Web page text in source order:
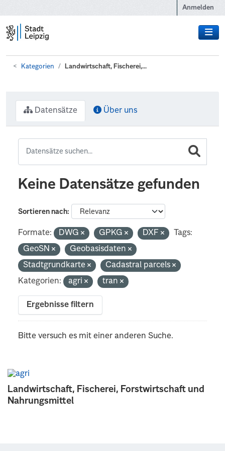
Anmelden
Kategorien Landwirtschaft, Fischerei,...
Landwirtschaft, Fischerei, Forstwirtschaft und
Nahrungsmittel
Datensätze Über uns
Keine Datensätze gefunden
Sortieren nach
Formate: DWG GPKG DXF
Tags:
GeoSN
Geobasisdaten
Stadtgrundkarte
Cadastral parcels
Kategorien:
agri tran
Ergebnisse filtern
Bitte versuch es mit einer anderen Suche.